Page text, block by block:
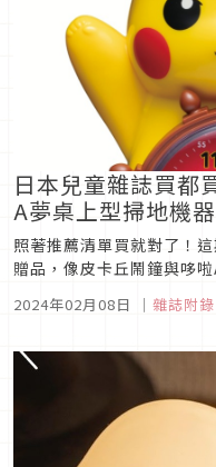
日本兒童雜誌買都
A夢桌上型掃地機
照著推薦清單買就對了！
贈品，像皮卡丘鬧鐘與哆
是拉麵屋看起來都好好玩
2024年02月08日 ｜ 雜誌附錄